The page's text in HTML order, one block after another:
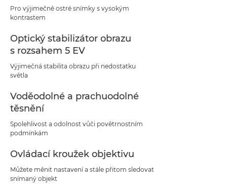
Pro výjimečně ostré snímky s vysokým
kontrastem
Optický stabilizátor obrazu
s rozsahem 5 EV
Výjimečná stabilita obrazu při nedostatku
světla
Voděodolné a prachuodolné
těsnění
Spolehlivost a odolnost vůči povětrnostním
podmínkám
Ovládací kroužek objektivu
Můžete měnit nastavení a stále přitom sledovat
snímaný objekt